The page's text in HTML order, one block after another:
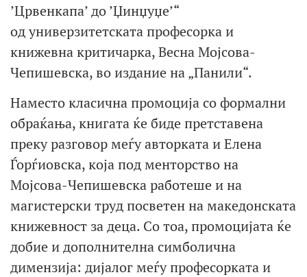
’Црвенкапа’ до ’Џинџуџе’“
од универзитетската професорка и
книжевна критичарка, Весна Мојсова-
Чепишевска, во издание на „Панили“.
Наместо класична промоција со формални
обраќања, книгата ќе биде претставена
преку разговор меѓу авторката и Елена
Ѓорѓиовска, која под менторство на
Мојсова-Чепишевска работеше и на
магистерски труд посветен на македонската
книжевност за деца. Со тоа, промоцијата ќе
добие и дополнителна симболична
димензија: дијалог меѓу професорката и